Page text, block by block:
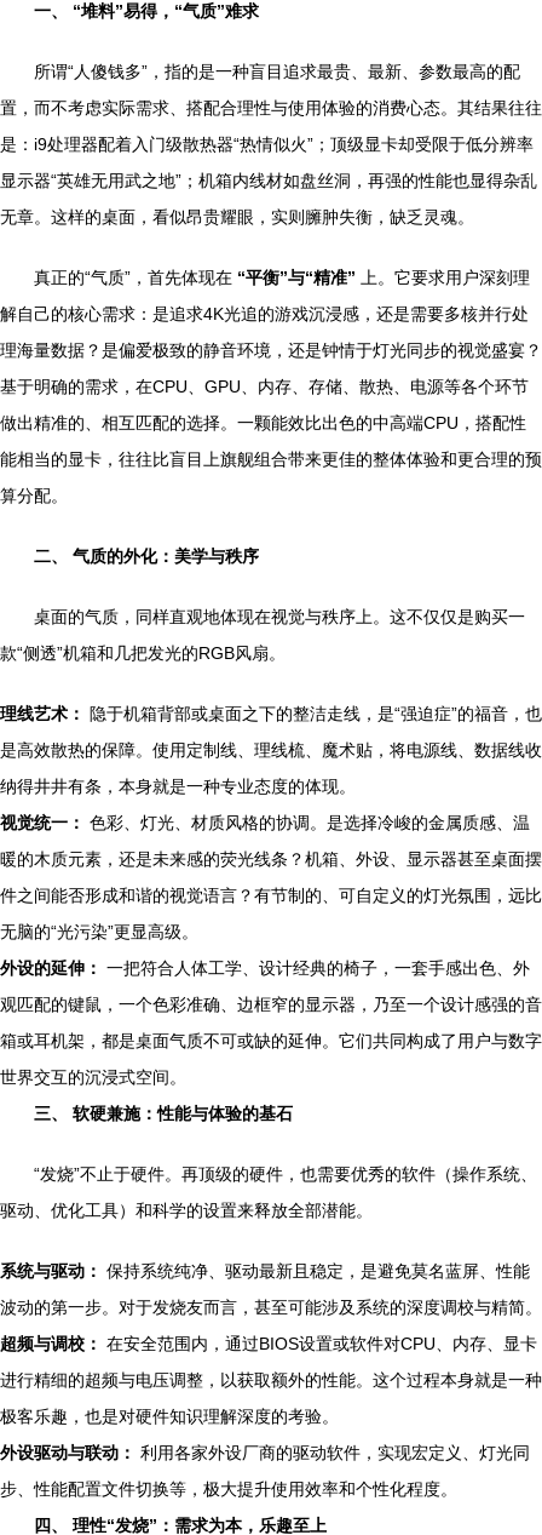
一、 “堆料”易得，“气质”难求
所谓“人傻钱多”，指的是一种盲目追求最贵、最新、参数最高的配
置，而不考虑实际需求、搭配合理性与使用体验的消费心态。其结果往往
是：i9处理器配着入门级散热器“热情似火”；顶级显卡却受限于低分辨率
显示器“英雄无用武之地”；机箱内线材如盘丝洞，再强的性能也显得杂乱
无章。这样的桌面，看似昂贵耀眼，实则臃肿失衡，缺乏灵魂。
真正的“气质”，首先体现在 “平衡”与“精准” 上。它要求用户深刻理
解自己的核心需求：是追求4K光追的游戏沉浸感，还是需要多核并行处
理海量数据？是偏爱极致的静音环境，还是钟情于灯光同步的视觉盛宴？
基于明确的需求，在CPU、GPU、内存、存储、散热、电源等各个环节
做出精准的、相互匹配的选择。一颗能效比出色的中高端CPU，搭配性
能相当的显卡，往往比盲目上旗舰组合带来更佳的整体体验和更合理的预
算分配。
二、 气质的外化：美学与秩序
桌面的气质，同样直观地体现在视觉与秩序上。这不仅仅是购买一
款“侧透”机箱和几把发光的RGB风扇。
理线艺术：
隐于机箱背部或桌面之下的整洁走线，是“强迫症”的福音，也
是高效散热的保障。使用定制线、理线梳、魔术贴，将电源线、数据线收
纳得井井有条，本身就是一种专业态度的体现。
视觉统一： 色彩、灯光、材质风格的协调。是选择冷峻的金属质感、温
暖的木质元素，还是未来感的荧光线条？机箱、外设、显示器甚至桌面摆
件之间能否形成和谐的视觉语言？有节制的、可自定义的灯光氛围，远比
无脑的“光污染”更显高级。
外设的延伸： 一把符合人体工学、设计经典的椅子，一套手感出色、外
观匹配的键鼠，一个色彩准确、边框窄的显示器，乃至一个设计感强的音
箱或耳机架，都是桌面气质不可或缺的延伸。它们共同构成了用户与数字
世界交互的沉浸式空间。
三、 软硬兼施：性能与体验的基石
“发烧”不止于硬件。再顶级的硬件，也需要优秀的软件（操作系统、
驱动、优化工具）和科学的设置来释放全部潜能。
系统与驱动： 保持系统纯净、驱动最新且稳定，是避免莫名蓝屏、性能
波动的第一步。对于发烧友而言，甚至可能涉及系统的深度调校与精简。
超频与调校： 在安全范围内，通过BIOS设置或软件对CPU、内存、显卡
进行精细的超频与电压调整，以获取额外的性能。这个过程本身就是一种
极客乐趣，也是对硬件知识理解深度的考验。
外设驱动与联动： 利用各家外设厂商的驱动软件，实现宏定义、灯光同
步、性能配置文件切换等，极大提升使用效率和个性化程度。
四、 理性“发烧”：需求为本，乐趣至上